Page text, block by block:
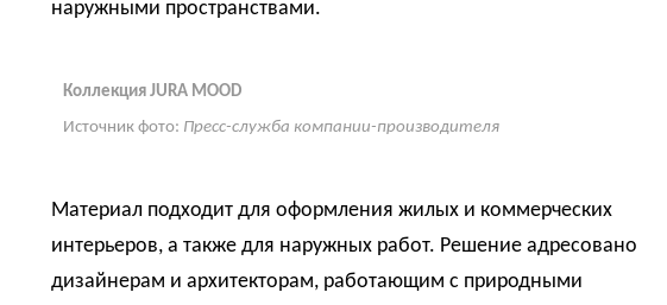
наружными пространствами.
Коллекция JURA MOOD
Источник фото: Пресс-служба компании-производителя
Материал подходит для оформления жилых и коммерческих
интерьеров, а также для наружных работ. Решение адресовано
дизайнерам и архитекторам, работающим с природными